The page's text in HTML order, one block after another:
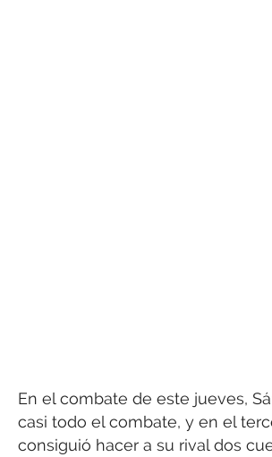
En el combate de este jueves,
casi todo el combate, y en el
consiguió hacer a su rival dos